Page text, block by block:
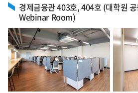
경제금융관 403호, 404호 (대학원
Webinar Room)